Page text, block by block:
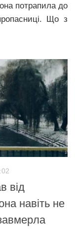
потрапила до
Що з
від
навіть не